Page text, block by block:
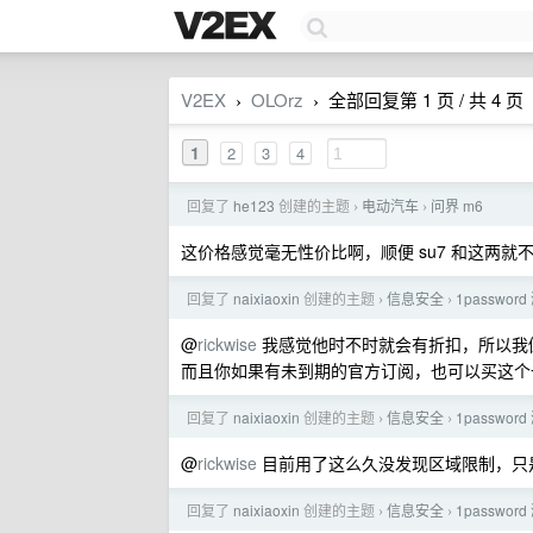
V2EX › OLOrz › 全部回复第 1 页 / 共 4 页
1 2 3 4
回复了 he123 创建的主题 › 电动汽车 › 问界 m6
这价格感觉毫无性价比啊，顺便 su7 和这两就
回复了 naixiaoxin 创建的主题 › 信息安全 › 1password
@rickwise 我感觉他时不时就会有折扣，所以
而且你如果有未到期的官方订阅，也可以买这
回复了 naixiaoxin 创建的主题 › 信息安全 › 1password
@rickwise 目前用了这么久没发现区域限制，
回复了 naixiaoxin 创建的主题 › 信息安全 › 1password